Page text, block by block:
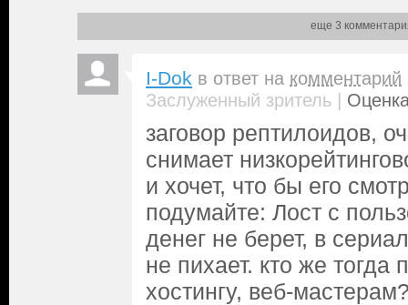
еще 3
I-Dok в ответ на комментарий
Заслуженный зритель |
заговор рептилоидов,
снимает
и хочет, что бы его
подумайте: Лост с
денег не берет, в
не пихает. кто же тогда
хостингу, веб-